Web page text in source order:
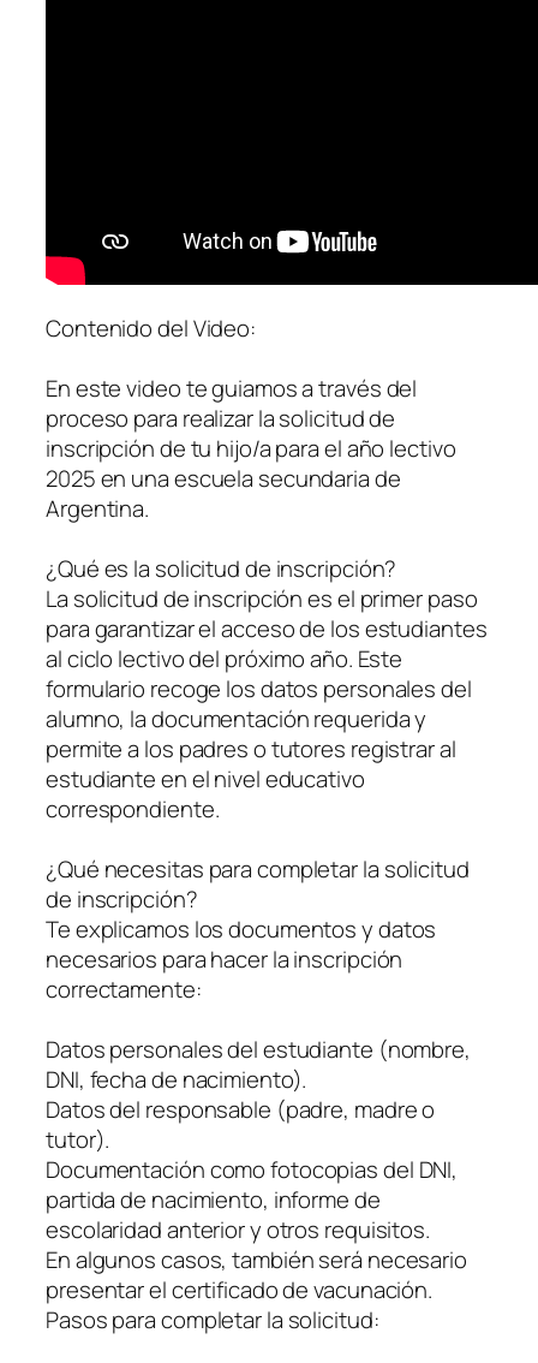
Contenido del Video:
En este video te guiamos a través del
proceso para realizar la solicitud de
inscripción de tu hijo/a para el año lectivo
2025 en una escuela secundaria de
Argentina.
¿Qué es la solicitud de inscripción?
La solicitud de inscripción es el primer paso
para garantizar el acceso de los estudiantes
al ciclo lectivo del próximo año. Este
formulario recoge los datos personales del
alumno, la documentación requerida y
permite a los padres o tutores registrar al
estudiante en el nivel educativo
correspondiente.
¿Qué necesitas para completar la solicitud
de inscripción?
Te explicamos los documentos y datos
necesarios para hacer la inscripción
correctamente:
Datos personales del estudiante (nombre,
DNI, fecha de nacimiento).
Datos del responsable (padre, madre o
tutor).
Documentación como fotocopias del DNI,
partida de nacimiento, informe de
escolaridad anterior y otros requisitos.
En algunos casos, también será necesario
presentar el certificado de vacunación.
Pasos para completar la solicitud: